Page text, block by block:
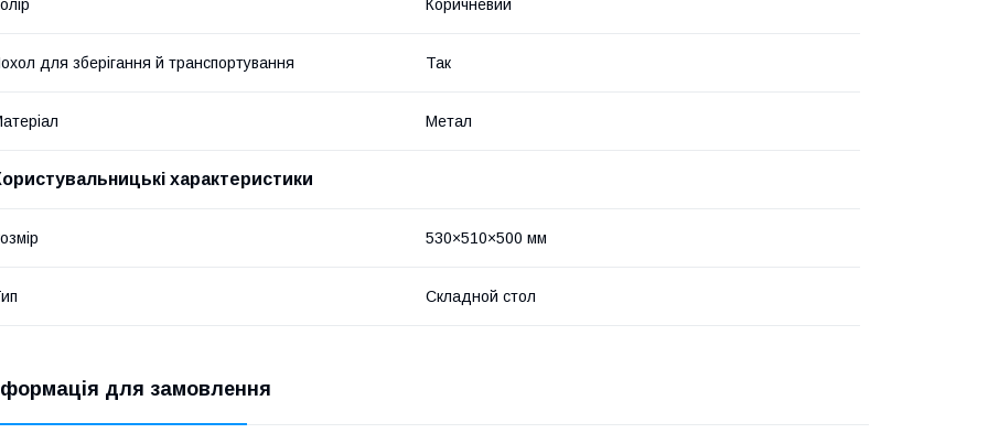
Коричневий
для зберігання й транспортування Так
Метал
характеристики
530×510×500 мм
Складной стол
для замовлення